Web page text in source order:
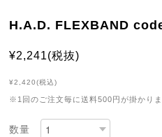
H.A.D. FLEXBAND
¥2,241(税抜)
¥2,420(税込)
※1回のご注文毎に送料500円が掛かりま
数量